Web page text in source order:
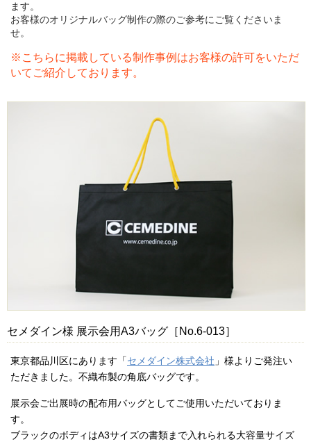
ます。
お客様のオリジナルバッグ制作の際のご参考にご覧くださいま
せ。
※こちらに掲載している制作事例はお客様の許可をいただ
いてご紹介しております。
セメダイン様 展示会用A3バッグ［No.6-013］
東京都品川区にあります「セメダイン株式会社 」様よりご発注い
ただきました。不織布製の角底バッグです。
展示会ご出展時の配布用バッグとしてご使用いただいておりま
す。
ブラックのボディはA3サイズの書類まで入れられる大容量サイズ